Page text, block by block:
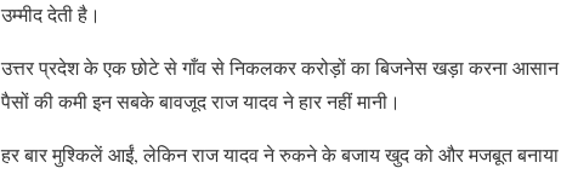
उम्मीद देती है।
उत्तर प्रदेश के एक छोटे से गाँव से निकलकर करोड़ों का बिजनेस खड़ा करना आसान
पैसों की कमी इन सबके बावजूद राज यादव ने हार नहीं मानी।
हर बार मुश्किलें आईं, लेकिन राज यादव ने रुकने के बजाय खुद को और मजबूत